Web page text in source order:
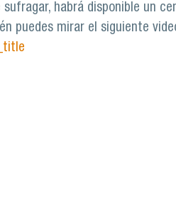
habrá disponible un
puedes mirar el siguiente